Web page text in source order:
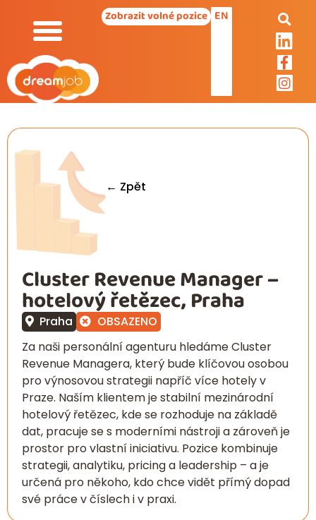
Zobrazit volné pozice EN
← Zpět
Cluster Revenue Manager –
hotelový řetězec, Praha
Praha
OBSAZENO
Za naši personální agenturu hledáme Cluster
Revenue Managera, který bude klíčovou osobou
pro výnosovou strategii napříč více hotely v
Praze. Naším klientem je stabilní mezinárodní
hotelový řetězec, kde se rozhoduje na základě
dat, pracuje se s moderními nástroji a zároveň je
prostor pro vlastní iniciativu. Pozice kombinuje
strategii, analytiku, pricing a leadership – a je
určená pro někoho, kdo chce vidět přímý dopad
své práce v číslech i v praxi.